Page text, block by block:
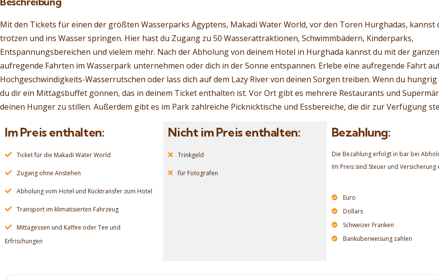
Mit den Tickets für einen der größten Wasserparks Ägyptens, Makadi Water World, vor den Toren Hurghadas, kannst
trotzen und ins Wasser springen. Hier hast du Zugang zu 50 Wasserattraktionen, Schwimmbädern, Kinderparks,
Entspannungsbereichen und vielem mehr. Nach der Abholung von deinem Hotel in Hurghada kannst du mit der
aufregende Fahrten im Wasserpark unternehmen oder dich in der Sonne entspannen. Erlebe eine aufregende Fahrt
Hochgeschwindigkeits-Wasserrutschen oder lass dich auf dem Lazy River von deinen Sorgen treiben. Wenn du
du dir ein Mittagsbuffet gönnen, das in deinem Ticket enthalten ist. Vor Ort gibt es mehrere Restaurants und
deinen Hunger zu stillen. Außerdem gibt es im Park zahlreiche Picknicktische und Essbereiche, die dir zur Verfügung
Im Preis enthalten:
Ticket für die Makadi Water World
Zugang ohne Anstehen
Abholung vom Hotel und Rücktransfer zum Hotel
Transport im klimatisierten Fahrzeug
Mittagessen und Kaffee oder Tee und
Erfrischungen
Nicht im Preis enthalten:
Trinkgeld
für Fotografen
Bezahlung:
Die Bezahlung erfolgt in bar bei
Im Preis sind Steuer und Versicherung
Euro
Dollars
Schweizer Franken
Banküberweisung zahlen